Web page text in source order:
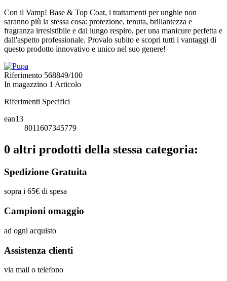
Con il Vamp! Base & Top Coat, i trattamenti per unghie non
saranno più la stessa cosa: protezione, tenuta, brillantezza e
fragranza irresistibile e dal lungo respiro, per una manicure perfetta e
dall'aspetto professionale. Provalo subito e scopri tutti i vantaggi di
questo prodotto innovativo e unico nel suo genere!
Riferimento 568849/100
In magazzino 1 Articolo
Riferimenti Specifici
ean13
8011607345779
0 altri prodotti della stessa categoria:
Spedizione Gratuita
sopra i 65€ di spesa
Campioni omaggio
ad ogni acquisto
Assistenza clienti
via mail o telefono